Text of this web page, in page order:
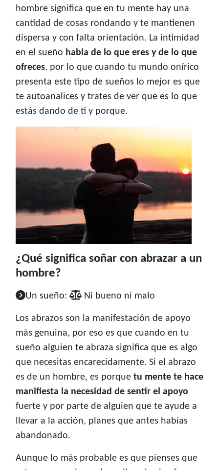
hombre significa que en tu mente hay una
cantidad de cosas rondando y te mantienen
dispersa y con falta orientación. La intimidad
en el sueño habla de lo que eres y de lo que
ofreces, por lo que cuando tu mundo onírico
presenta este tipo de sueños lo mejor es que
te autoanalices y trates de ver que es lo que
estás dando de ti y porque.
¿Qué significa soñar con abrazar a un
hombre?
Un sueño: Ni bueno ni malo
Los abrazos son la manifestación de apoyo
más genuina, por eso es que cuando en tu
sueño alguien te abraza significa que es algo
que necesitas encarecidamente. Si el abrazo
es de un hombre, es porque tu mente te hace
manifiesta la necesidad de sentir el apoyo
fuerte y por parte de alguien que te ayude a
llevar a la acción, planes que antes habías
abandonado.
Aunque lo más probable es que pienses que